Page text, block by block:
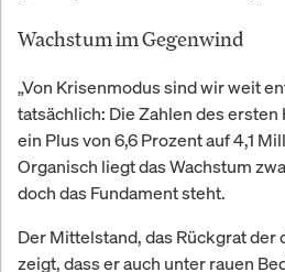
Wachstum im Gegenwind
„Von Krisenmodus sind wir weit
tatsächlich: Die Zahlen des
ein Plus von 6,6 Prozent auf 4,1
Organisch liegt das Wachstum
doch das Fundament steht.
Der Mittelstand, das Rückgrat
zeigt, dass er auch unter rauen